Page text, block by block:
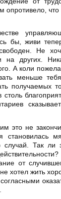
опротивело, что
бы, живи
Не
других.
А коли
меньше
получаемых
это не
случай. Так ли
от
хотел жить